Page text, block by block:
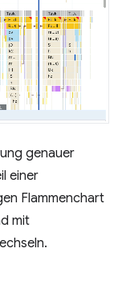
genauer
einer
Flammenchart
mit